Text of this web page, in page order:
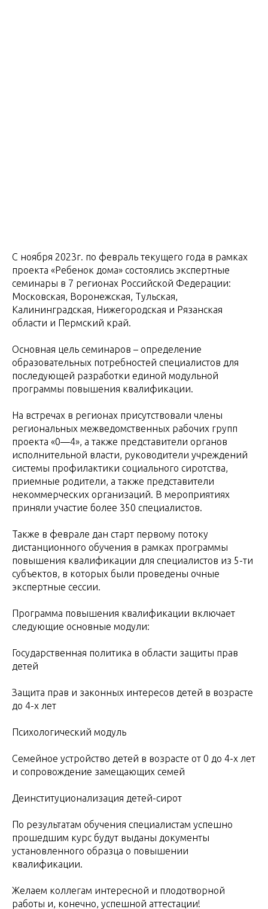
С ноября 2023г. по февраль текущего года в рамках
проекта «Ребенок дома» состоялись экспертные
семинары в 7 регионах Российской Федерации:
Московская, Воронежская, Тульская,
Калининградская, Нижегородская и Рязанская
области и Пермский край.
Основная цель семинаров – определение
образовательных потребностей специалистов для
последующей разработки единой модульной
программы повышения квалификации.
На встречах в регионах присутствовали члены
региональных межведомственных рабочих групп
проекта «0—4», а также представители органов
исполнительной власти, руководители учреждений
системы профилактики социального сиротства,
приемные родители, а также представители
некоммерческих организаций. В мероприятиях
приняли участие более 350 специалистов.
Также в феврале дан старт первому потоку
дистанционного обучения в рамках программы
повышения квалификации для специалистов из 5-ти
субъектов, в которых были проведены очные
экспертные сессии.
Программа повышения квалификации включает
следующие основные модули:
Государственная политика в области защиты прав
детей
Защита прав и законных интересов детей в возрасте
до 4-х лет
Психологический модуль
Семейное устройство детей в возрасте от 0 до 4-х лет
и сопровождение замещающих семей
Деинституционализация детей-сирот
По результатам обучения специалистам успешно
прошедшим курс будут выданы документы
установленного образца о повышении
квалификации.
Желаем коллегам интересной и плодотворной
работы и, конечно, успешной аттестации!